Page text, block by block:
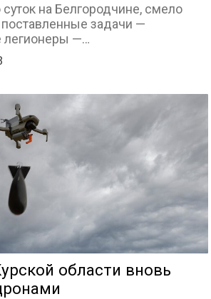
на Белгородчине, смело
задачи —
легионеры —…
области вновь